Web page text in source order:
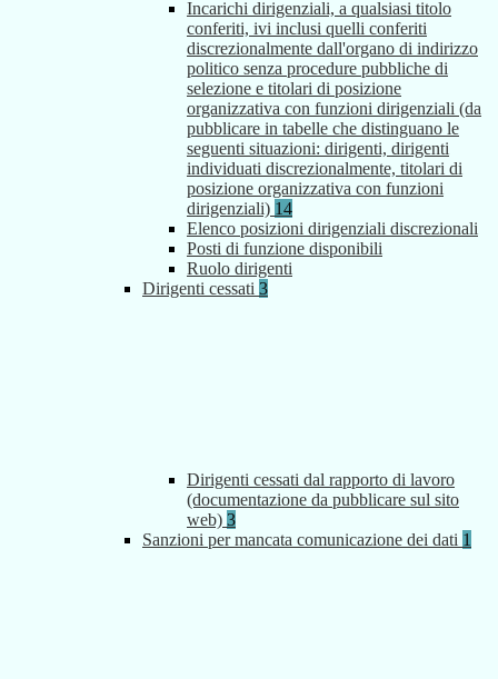
Incarichi dirigenziali, a qualsiasi titolo
conferiti, ivi inclusi quelli conferiti
discrezionalmente dall'organo di indirizzo
politico senza procedure pubbliche di
selezione e titolari di posizione
organizzativa con funzioni dirigenziali (da
pubblicare in tabelle che distinguano le
seguenti situazioni: dirigenti, dirigenti
individuati discrezionalmente, titolari di
posizione organizzativa con funzioni
dirigenziali) 14
Elenco posizioni dirigenziali discrezionali
Posti di funzione disponibili
Ruolo dirigenti
Dirigenti cessati 3
Dirigenti cessati dal rapporto di lavoro
(documentazione da pubblicare sul sito
web) 3
Sanzioni per mancata comunicazione dei dati 1